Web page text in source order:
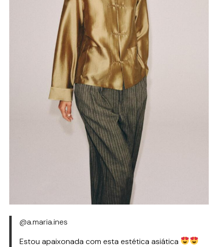
@a.maria.ines
Estou apaixonada com esta estética asiática